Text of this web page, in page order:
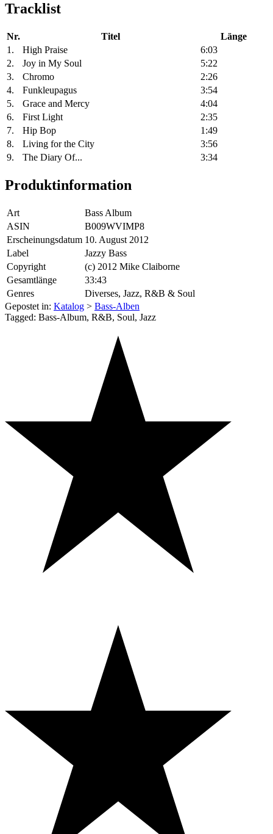
Tracklist
Nr. Titel
Länge
1.
High Praise
6:03
2.
Joy in My Soul
5:22
3.
Chromo
2:26
4.
Funkleupagus
3:54
5.
Grace and Mercy
4:04
6.
First Light
2:35
7.
Hip Bop
1:49
8.
Living for the City
3:56
9.
The Diary Of... 3:34
Produktinformation
Art
Bass Album
ASIN
B009WVIMP8
Erscheinungsdatum 10. August 2012
Label
Jazzy Bass
Copyright
(c) 2012 Mike Claiborne
Gesamtlänge
33:43
Genres
Diverses, Jazz, R&B & Soul
Gepostet in: Katalog > Bass-Alben
Tagged: Bass-Album, R&B, Soul, Jazz